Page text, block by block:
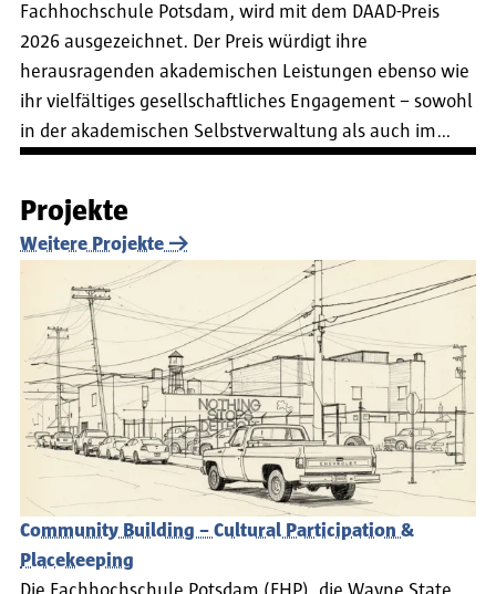
Fachhochschule Potsdam, wird mit dem DAAD-Preis
2026 ausgezeichnet. Der Preis würdigt ihre
herausragenden akademischen Leistungen ebenso wie
ihr vielfältiges gesellschaftliches Engagement – sowohl
in der akademischen Selbstverwaltung als auch im…
Projekte
Weitere Projekte
Community Building – Cultural Participation &
Placekeeping